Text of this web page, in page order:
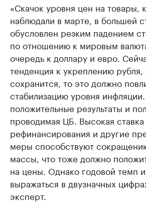
«Скачок уровня цен на товары,
наблюдали в марте, в большей
обусловлен резким падением
по отношению к мировым
очередь к доллару и евро.
тенденция к укреплению рубля,
сохранится, то это должно
стабилизацию уровня
положительные результаты и
проводимая ЦБ. Высокая ставка
рефинансирования и другие
меры способствуют
массы, что тоже должно
на цены. Однако годовой темп
выражаться в двузначных
эксперт.